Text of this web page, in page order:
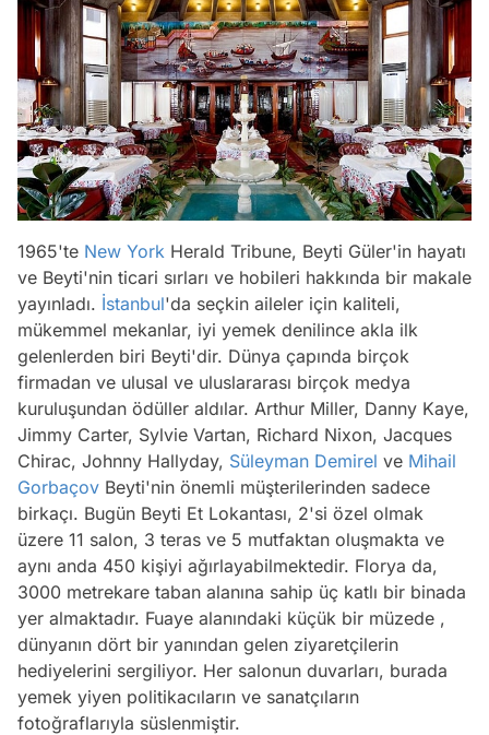
1965'te New York Herald Tribune, Beyti Güler'in hayatı
ve Beyti'nin ticari sırları ve hobileri hakkında bir makale
yayınladı. İstanbul'da seçkin aileler için kaliteli,
mükemmel mekanlar, iyi yemek denilince akla ilk
gelenlerden biri Beyti'dir. Dünya çapında birçok
firmadan ve ulusal ve uluslararası birçok medya
kuruluşundan ödüller aldılar. Arthur Miller, Danny Kaye,
Jimmy Carter, Sylvie Vartan, Richard Nixon, Jacques
Chirac, Johnny Hallyday, Süleyman Demirel ve Mihail
Gorbaçov Beyti'nin önemli müşterilerinden sadece
birkaçı. Bugün Beyti Et Lokantası, 2'si özel olmak
üzere 11 salon, 3 teras ve 5 mutfaktan oluşmakta ve
aynı anda 450 kişiyi ağırlayabilmektedir. Florya da,
3000 metrekare taban alanına sahip üç katlı bir binada
yer almaktadır. Fuaye alanındaki küçük bir müzede ,
dünyanın dört bir yanından gelen ziyaretçilerin
hediyelerini sergiliyor. Her salonun duvarları, burada
yemek yiyen politikacıların ve sanatçıların
fotoğraflarıyla süslenmiştir.